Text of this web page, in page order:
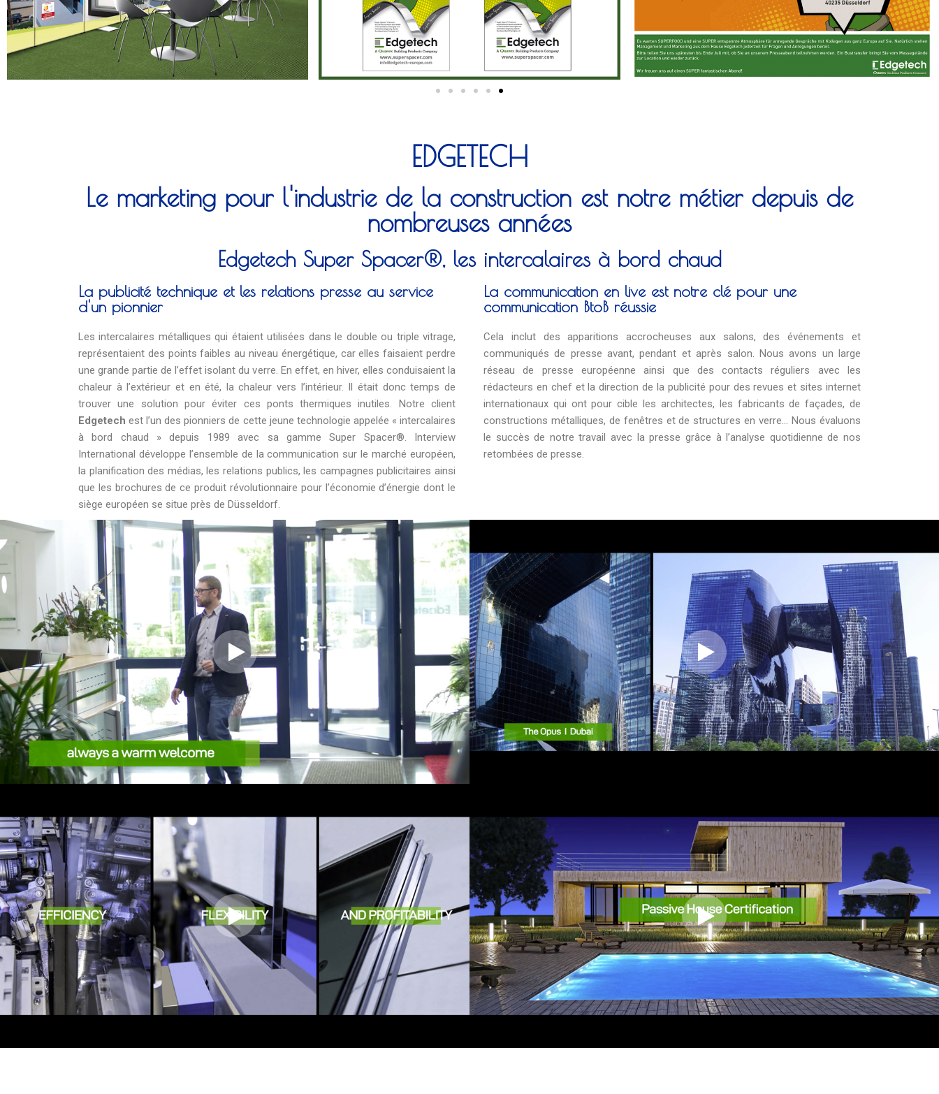
EDGETECH
Le marketing pour l'industrie de la construction est notre métier depuis de
nombreuses années
Edgetech Super Spacer®, les intercalaires à bord chaud
La publicité technique et les relations presse au service
d'un pionnier
Les intercalaires métalliques qui étaient utilisées dans le double ou triple vitrage,
représentaient des points faibles au niveau énergétique, car elles faisaient perdre
une grande partie de l’effet isolant du verre. En effet, en hiver, elles conduisaient la
chaleur à l’extérieur et en été, la chaleur vers l’intérieur. Il était donc temps de
trouver une solution pour éviter ces ponts thermiques inutiles. Notre client
Edgetech est l’un des pionniers de cette jeune technologie appelée « intercalaires
à bord chaud » depuis 1989 avec sa gamme Super Spacer®. Interview
International développe l’ensemble de la communication sur le marché européen,
la planification des médias, les relations publics, les campagnes publicitaires ainsi
que les brochures de ce produit révolutionnaire pour l’économie d’énergie dont le
siège européen se situe près de Düsseldorf.
La communication en live est notre clé pour une
communication BtoB réussie
Cela inclut des apparitions accrocheuses aux salons, des événements et
communiqués de presse avant, pendant et après salon. Nous avons un large
réseau de presse européenne ainsi que des contacts réguliers avec les
rédacteurs en chef et la direction de la publicité pour des revues et sites internet
internationaux qui ont pour cible les architectes, les fabricants de façades, de
constructions métalliques, de fenêtres et de structures en verre… Nous évaluons
le succès de notre travail avec la presse grâce à l’analyse quotidienne de nos
retombées de presse.